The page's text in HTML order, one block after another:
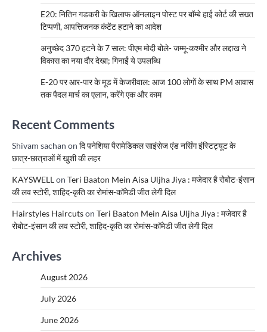
E20: नितिन गडकरी के खिलाफ ऑनलाइन पोस्ट पर बॉम्बे हाई कोर्ट की सख्त
टिप्पणी, आपत्तिजनक कंटेंट हटाने का आदेश
अनुच्छेद 370 हटने के 7 साल: पीएम मोदी बोले- जम्मू-कश्मीर और लद्दाख ने
विकास का नया दौर देखा; गिनाईं ये उपलब्धि
E-20 पर आर-पार के मूड में केजरीवाल: आज 100 लोगों के साथ PM आवास
तक पैदल मार्च का एलान, करेंगे एक और काम
Recent Comments
Shivam sachan on दि पनेशिया पैरामेडिकल साइंसेज एंड नर्सिंग इंस्टिट्यूट के
छात्र-छात्राओं में खुशी की लहर
KAYSWELLon Teri Baaton Mein Aisa Uljha Jiya : मजेदार है रोबोट-इंसान
की लव स्टोरी, शाहिद-कृति का रोमांस-कॉमेडी जीत लेगी दिल
Hairstyles Haircutson Teri Baaton Mein Aisa Uljha Jiya : मजेदार है
रोबोट-इंसान की लव स्टोरी, शाहिद-कृति का रोमांस-कॉमेडी जीत लेगी दिल
Archives
August 2026
July 2026
June 2026